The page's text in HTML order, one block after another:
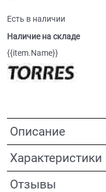
Есть в наличии
Наличие на складе
{{item.Name}}
Описание
Характеристики
Отзывы